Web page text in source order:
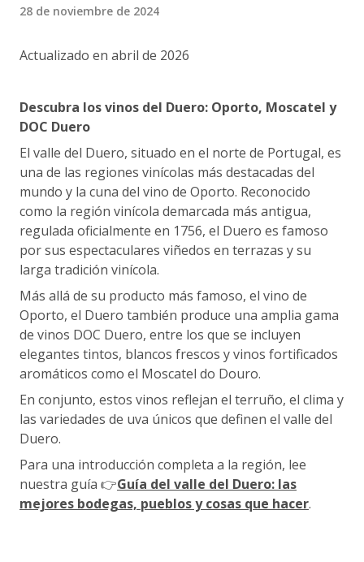
28 de noviembre de 2024
Actualizado en abril de 2026
Descubra los vinos del Duero: Oporto, Moscatel y
DOC Duero
El valle del Duero, situado en el norte de Portugal, es
una de las regiones vinícolas más destacadas del
mundo y la cuna del vino de Oporto. Reconocido
como la región vinícola demarcada más antigua,
regulada oficialmente en 1756, el Duero es famoso
por sus espectaculares viñedos en terrazas y su
larga tradición vinícola.
Más allá de su producto más famoso, el vino de
Oporto, el Duero también produce una amplia gama
de vinos DOC Duero, entre los que se incluyen
elegantes tintos, blancos frescos y vinos fortificados
aromáticos como el Moscatel do Douro.
En conjunto, estos vinos reflejan el terruño, el clima y
las variedades de uva únicos que definen el valle del
Duero.
Para una introducción completa a la región, lee
nuestra guía 👉Guía del valle del Duero: las
mejores bodegas, pueblos y cosas que hacer.